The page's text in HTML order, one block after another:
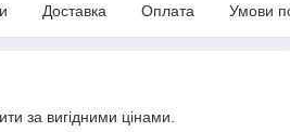
Доставка Оплата Умови
за вигідними цінами.